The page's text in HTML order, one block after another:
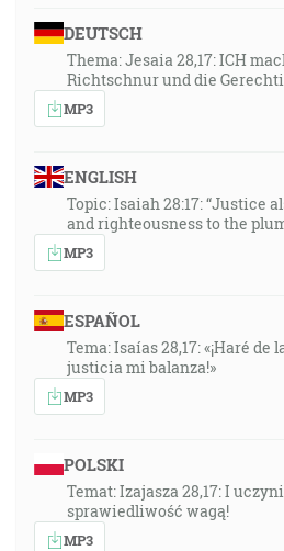
DEUTSCH
Thema: Jesaia 28,17: ICH
Richtschnur und die
MP3
ENGLISH
Topic: Isaiah 28:17: “Justice
and righteousness to the
MP3
ESPAÑOL
Tema: Isaías 28,17: «¡Haré
justicia mi balanza!»
MP3
POLSKI
Temat: Izajasza 28,17: I
sprawiedliwość wagą!
MP3